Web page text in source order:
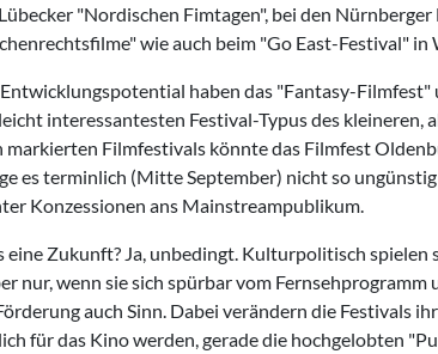
"Nordischen Fimtagen", bei den
wie auch beim "Go East-Festival" in
haben das "Fantasy-Filmfest"
interessantesten Festival-Typus des kleineren,
Filmfestivals könnte das Filmfest
es terminlich (Mitte September) nicht so
Konzessionen ans Mainstreampublikum.
Zukunft? Ja, unbedingt. Kulturpolitisch spielen
nur, wenn sie sich spürbar vom
auch Sinn. Dabei verändern die Festivals
für das Kino werden, gerade die hochgelobten